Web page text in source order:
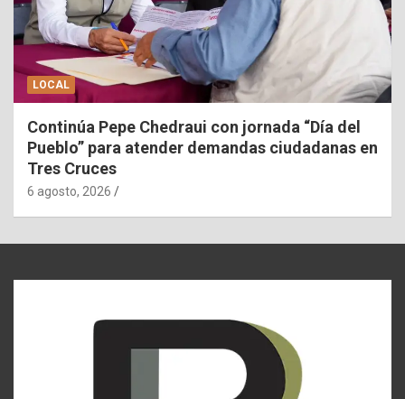
LOCAL
Continúa Pepe Chedraui con jornada “Día del
Pueblo” para atender demandas ciudadanas en
Tres Cruces
6 agosto, 2026